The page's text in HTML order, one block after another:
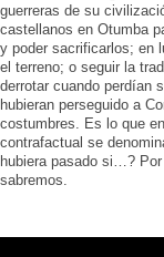
guerreras de su
castellanos en Otumba
y poder sacrificarlos; en
el terreno; o seguir la
derrotar cuando perdían
hubieran perseguido a
costumbres. Es lo que
contrafactual se
hubiera pasado si…?
sabremos.